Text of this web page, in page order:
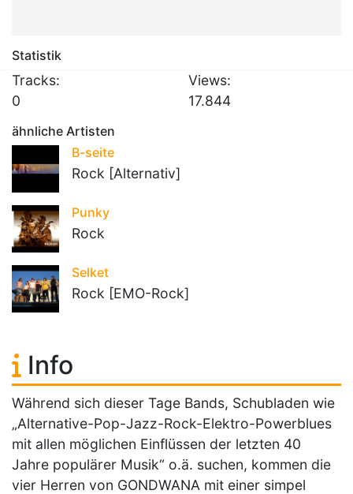
Statistik
Tracks:
0
Views:
17.844
ähnliche Artisten
B-seite
Rock [Alternativ]
Punky
Rock
Selket
Rock [EMO-Rock]
Info
Während sich dieser Tage Bands, Schubladen wie
„Alternative-Pop-Jazz-Rock-Elektro-Powerblues
mit allen möglichen Einflüssen der letzten 40
Jahre populärer Musik“ o.ä. suchen, kommen die
vier Herren von GONDWANA mit einer simpel